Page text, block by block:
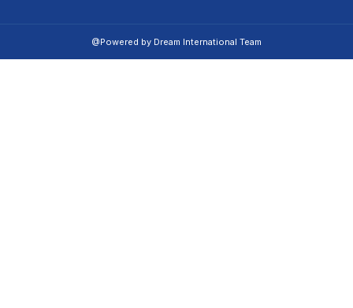
@Powered by Dream International Team